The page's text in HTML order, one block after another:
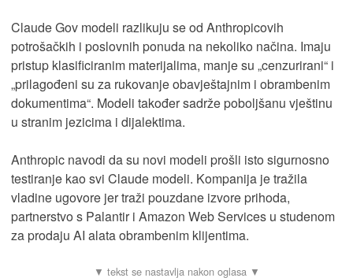
Claude Gov modeli razlikuju se od Anthropicovih
potrošačkih i poslovnih ponuda na nekoliko načina. Imaju
pristup klasificiranim materijalima, manje su „cenzurirani“ i
„prilagođeni su za rukovanje obavještajnim i obrambenim
dokumentima“. Modeli također sadrže poboljšanu vještinu
u stranim jezicima i dijalektima.
Anthropic navodi da su novi modeli prošli isto sigurnosno
testiranje kao svi Claude modeli. Kompanija je tražila
vladine ugovore jer traži pouzdane izvore prihoda,
partnerstvo s Palantir i Amazon Web Services u studenom
za prodaju AI alata obrambenim klijentima.